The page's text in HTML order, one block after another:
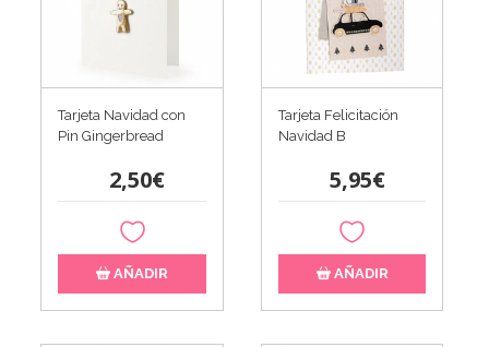
Tarjeta Navidad con
Pin Gingerbread
2,50€
AÑADIR
Tarjeta Felicitación
Navidad B
5,95€
AÑADIR